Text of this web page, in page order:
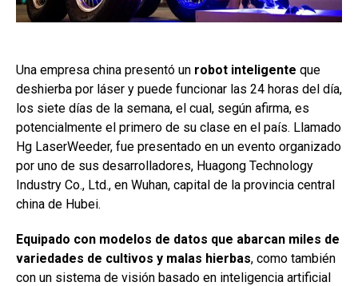
Una empresa china presentó un robot inteligente que
deshierba por láser y puede funcionar las 24 horas del día,
los siete días de la semana, el cual, según afirma, es
potencialmente el primero de su clase en el país. Llamado
Hg LaserWeeder, fue presentado en un evento organizado
por uno de sus desarrolladores, Huagong Technology
Industry Co., Ltd., en Wuhan, capital de la provincia central
china de Hubei.
Equipado con modelos de datos que abarcan miles de
variedades de cultivos y malas hierbas, como también
con un sistema de visión basado en inteligencia artificial